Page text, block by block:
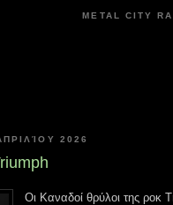
METAL CITY
2026
Οι Καναδοί θρύλοι της ροκ